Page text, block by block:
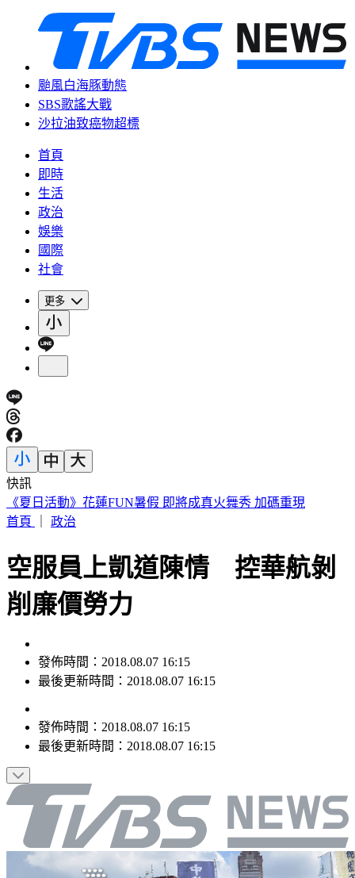
颱風白海豚動態
SBS歌謠大戰
沙拉油致癌物超標
首頁
即時
生活
政治
娛樂
國際
社會
更多
快訊
188萬《龍藏經》賣掉了！大戶不甩7折 店員爆「付現買原
價」
空服員上凱道陳情 控華航剝
削廉價勞力
發佈時間：2018.08.07 16:15
發佈時間：2018.08.07 16:15